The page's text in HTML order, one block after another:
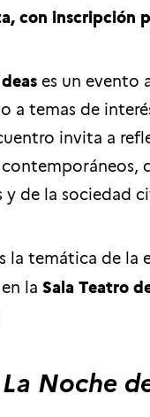
con inscripción
es un evento
a temas de
invita a
y de la sociedad
la temática de la
la Sala Teatro
La Noche